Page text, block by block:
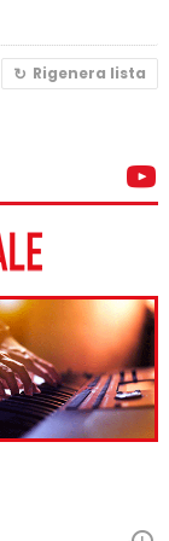
Rigenera lista